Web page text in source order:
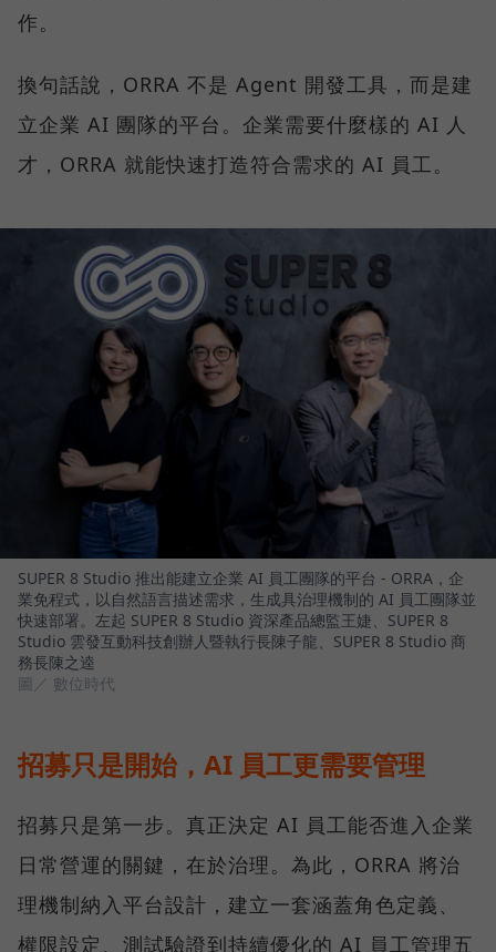
作。
換句話說，ORRA 不是 Agent 開發工具，而是建
立企業 AI 團隊的平台。企業需要什麼樣的 AI 人
才，ORRA 就能快速打造符合需求的 AI 員工。
SUPER 8 Studio 推出能建立企業 AI 員工團隊的平台 - ORRA，企
業免程式，以自然語言描述需求，生成具治理機制的 AI 員工團隊並
快速部署。左起 SUPER 8 Studio 資深產品總監王婕、SUPER 8
Studio 雲發互動科技創辦人暨執行長陳子龍、SUPER 8 Studio 商
務長陳之逵
圖／ 數位時代
招募只是開始，AI 員工更需要管理
招募只是第一步。真正決定 AI 員工能否進入企業
日常營運的關鍵，在於治理。為此，ORRA 將治
理機制納入平台設計，建立一套涵蓋角色定義、
權限設定、測試驗證到持續優化的 AI 員工管理五